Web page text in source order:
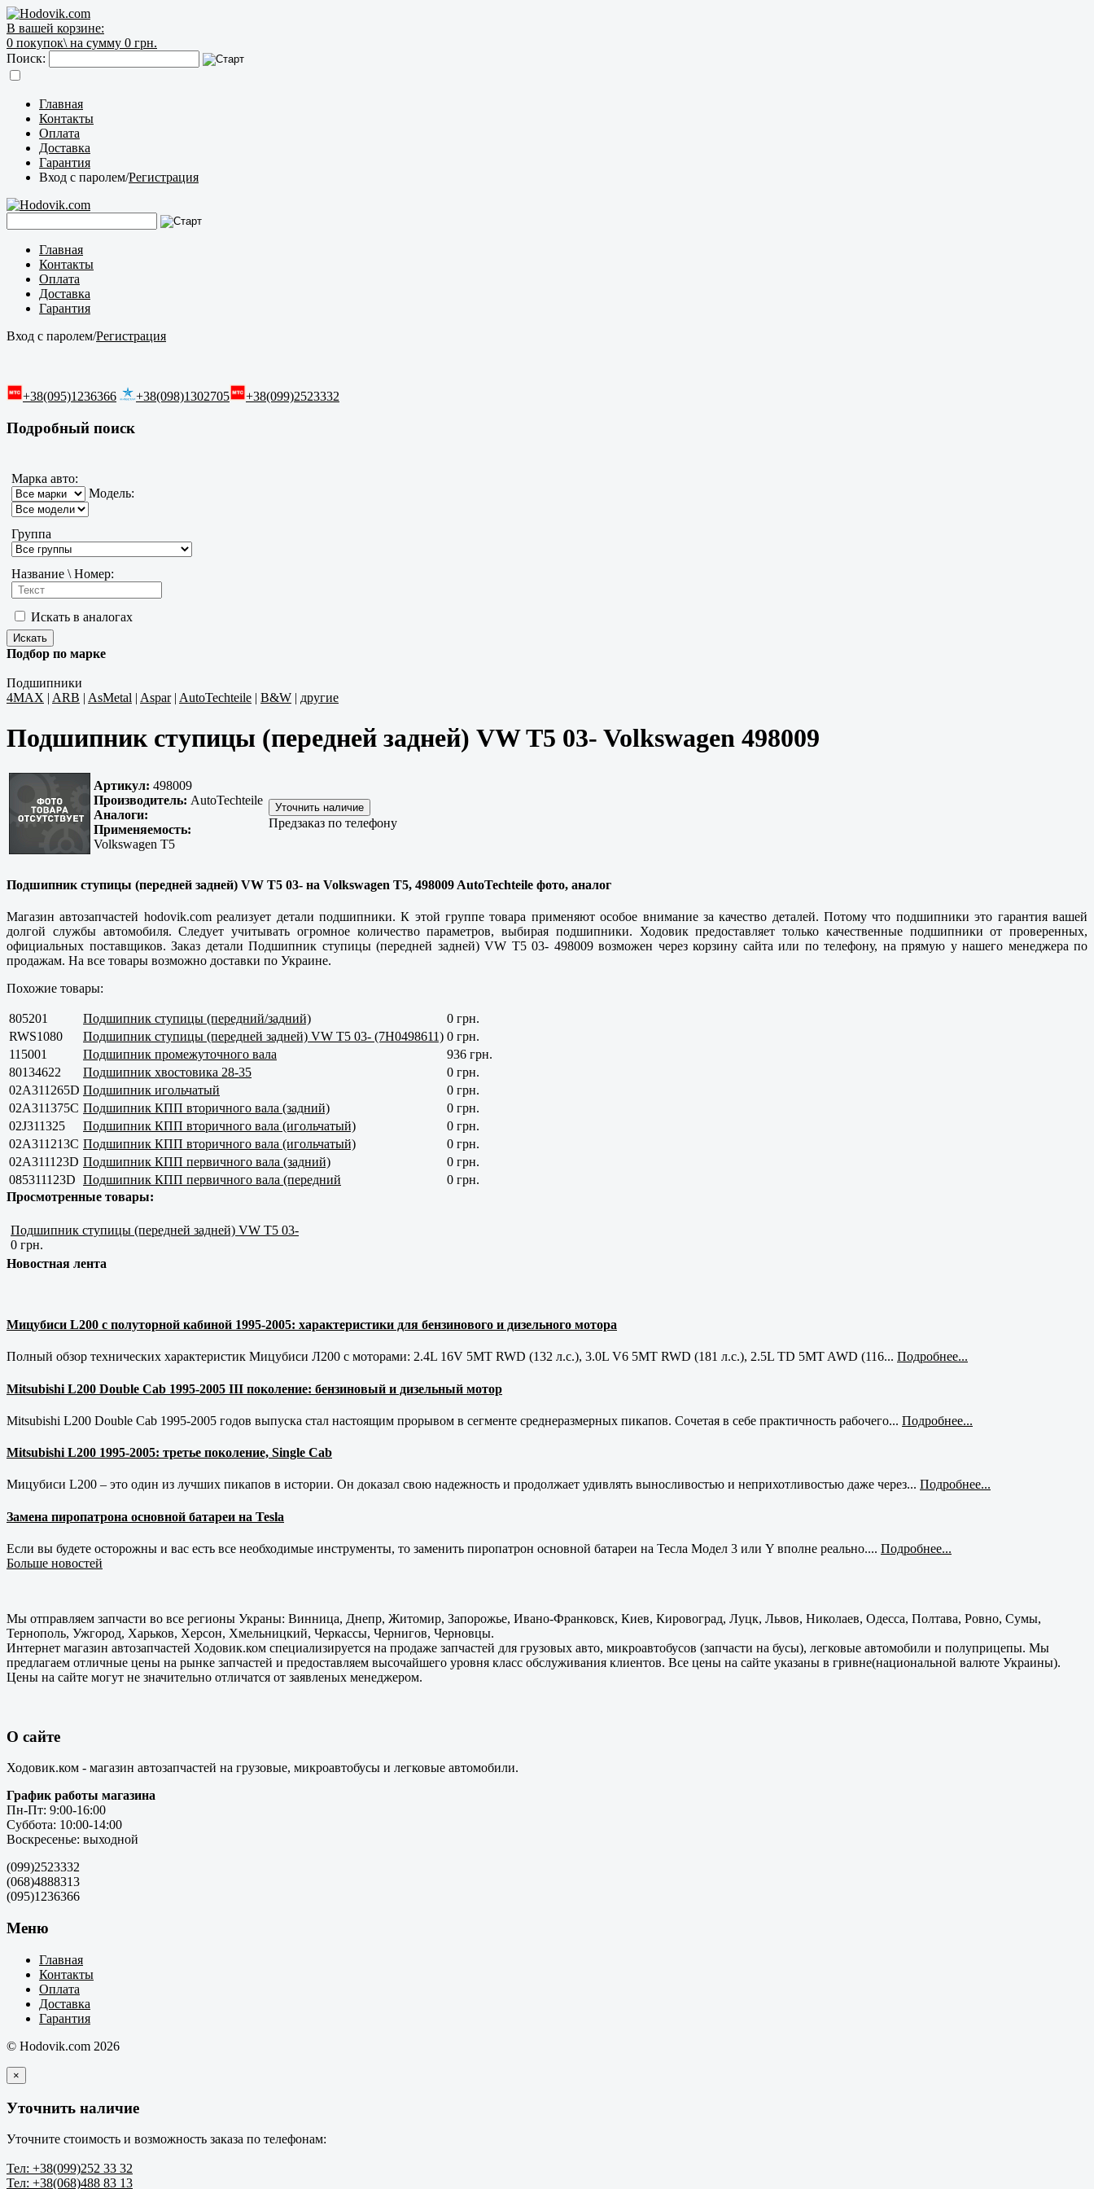
В вашей корзине:
0 покупок\ на сумму 0 грн.
Поиск:
Главная
Контакты
Оплата
Доставка
Гарантия
Вход с паролем/Регистрация
Главная
Контакты
Оплата
Доставка
Гарантия
Вход с паролем/Регистрация
+38(095)1236366 +38(098)1302705 +38(099)2523332
Подробный поиск
Марка авто:
Модель:
Группа
Название \ Номер:
Искать в аналогах
Подбор по марке
Подшипники
4MAX | ARB | AsMetal | Aspar| AutoTechteile | B&W | другие
Подшипник ступицы (передней задней) VW T5 03- Volkswagen 498009
Артикул: 498009
Производитель: AutoTechteile
Аналоги:
Применяемость:
Volkswagen T5
Предзаказ по телефону
Подшипник ступицы (передней задней) VW T5 03- на Volkswagen T5, 498009 AutoTechteile фото, аналог
Магазин автозапчастей hodovik.com реализует детали подшипники. К этой группе товара применяют особое внимание за качество деталей. Потому что подшипники это гарантия вашей
долгой службы автомобиля. Следует учитывать огромное количество параметров, выбирая подшипники. Ходовик предоставляет только качественныеподшипники от проверенных,
официальных поставщиков. Заказ детали Подшипник ступицы (передней задней) VW T5 03- 498009 возможен через корзину сайта или по телефону, на прямую у нашего менеджера по
продажам. На все товары возможно доставки по Украине.
Похожие товары:
805201 Подшипник ступицы (передний/задний)
0 грн.
RWS1080
Подшипник ступицы (передней задней) VW T5 03- (7H0498611) 0 грн.
115001
Подшипник промежуточного вала
936 грн.
80134622
Подшипник хвостовика 28-35
0 грн.
02A311265D Подшипник игольчатый
0 грн.
02A311375C Подшипник КПП вторичного вала (задний)
0 грн.
02J311325
Подшипник КПП вторичного вала (игольчатый)
0 грн.
02A311213C Подшипник КПП вторичного вала (игольчатый)
0 грн.
02A311123D Подшипник КПП первичного вала (задний)
0 грн.
085311123D Подшипник КПП первичного вала (передний
0 грн.
Просмотренные товары:
Подшипник ступицы (передней задней) VW T5 03-
0 грн.
Новостная лента
Мицубиси L200 с полуторной кабиной 1995-2005: характеристики для бензинового и дизельного мотора
Полный обзор технических характеристик Мицубиси Л200 с моторами: 2.4L 16V 5MT RWD (132 л.с.), 3.0L V6 5MT RWD (181 л.с.), 2.5L TD 5MT AWD (116... Подробнее...
Mitsubishi L200 Double Cab 1995-2005 III поколение: бензиновый и дизельный мотор
Mitsubishi L200 Double Cab 1995-2005 годов выпуска стал настоящим прорывом в сегменте среднеразмерных пикапов. Сочетая в себе практичность рабочего... Подробнее...
Mitsubishi L200 1995-2005: третье поколение, Single Cab
Мицубиси L200 – это один из лучших пикапов в истории. Он доказал свою надежность и продолжает удивлять выносливостью и неприхотливостью даже через... Подробнее...
Замена пиропатрона основной батареи на Tesla
Если вы будете осторожны и вас есть все необходимые инструменты, то заменить пиропатрон основной батареи на Тесла Модел 3 или Y вполне реально.... Подробнее...
Больше новостей
Мы отправляем запчасти во все регионы Украны: Винница, Днепр, Житомир, Запорожье, Ивано-Франковск, Киев, Кировоград, Луцк, Львов, Николаев, Одесса, Полтава, Ровно, Сумы,
Тернополь, Ужгород, Харьков, Херсон, Хмельницкий, Черкассы, Чернигов, Черновцы.
Интернет магазин автозапчастей Ходовик.ком специализируется на продаже запчастей для грузовых авто, микроавтобусов (запчасти на бусы), легковые автомобили и полуприцепы. Мы
предлагаем отличные цены на рынке запчастей и предоставляем высочайшего уровня класс обслуживания клиентов. Все цены на сайте указаны в гривне(национальной валюте Украины).
Цены на сайте могут не значительно отличатся от заявленых менеджером.
О сайте
Ходовик.ком - магазин автозапчастей на грузовые, микроавтобусы и легковые автомобили.
График работы магазина
Пн-Пт: 9:00-16:00
Суббота: 10:00-14:00
Воскресенье: выходной
(099)2523332
(068)4888313
(095)1236366
Меню
Главная
Контакты
Оплата
Доставка
Гарантия
© Hodovik.com 2026
×
Уточнить наличие
Уточните стоимость и возможность заказа по телефонам:
Тел: +38(099)252 33 32
Тел: +38(068)488 83 13